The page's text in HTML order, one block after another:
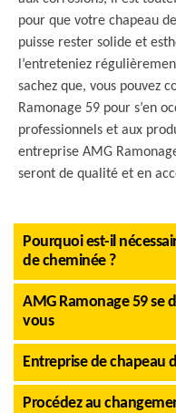
pour que votre chapeau
puisse rester solide et
l’entreteniez
sachez que, vous pouvez
Ramonage 59 pour s’en
professionnels et aux
entreprise AMG
seront de qualité et en
Pourquoi est-il
de cheminée ?
AMG Ramonage 59 se
vous
Entreprise de chapeau
Procédez au